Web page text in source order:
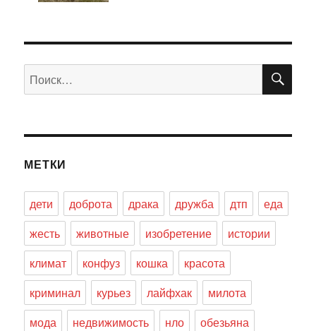
Искать:
МЕТКИ
дети доброта драка дружба дтп
еда
жесть
животные изобретение
истории
климат
конфуз кошка
красота
криминал
курьез лайфхак
милота
мода
недвижимость нло
обезьяна